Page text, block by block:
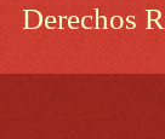
Derechos